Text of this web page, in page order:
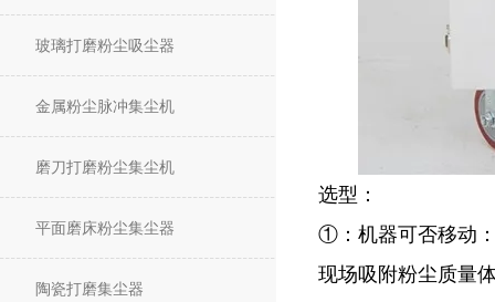
玻璃打磨粉尘吸尘器
金属粉尘脉冲集尘机
磨刀打磨粉尘集尘机
平面磨床粉尘集尘器
陶瓷打磨集尘器
选型：
①：机器可否移动
现场吸附粉尘质量